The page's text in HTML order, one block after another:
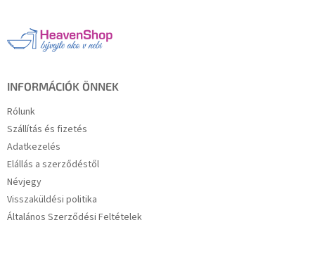
INFORMÁCIÓK ÖNNEK
Rólunk
Szállítás és fizetés
Adatkezelés
Elállás a szerződéstől
Névjegy
Visszaküldési politika
Általános Szerződési Feltételek